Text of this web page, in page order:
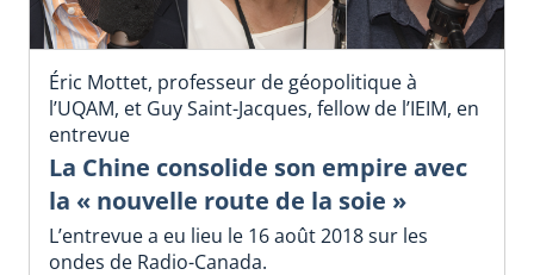
Éric Mottet, professeur de géopolitique à
l’UQAM, et Guy Saint-Jacques, fellow de l’IEIM, en
entrevue
La Chine consolide son empire avec
la « nouvelle route de la soie »
L’entrevue a eu lieu le 16 août 2018 sur les
ondes de Radio-Canada.